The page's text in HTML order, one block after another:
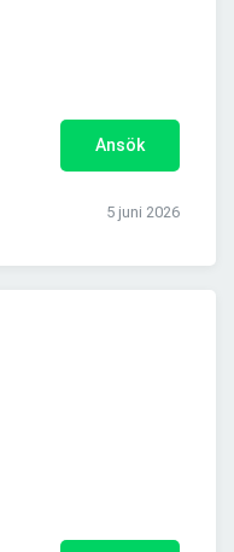
Ansök
5 juni 2026